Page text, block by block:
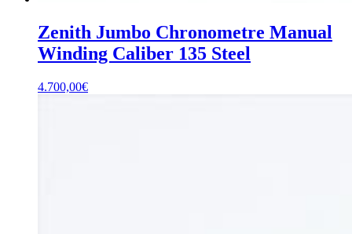
Zenith Jumbo Chronometre Manual
Winding Caliber 135 Steel
4.700,00€